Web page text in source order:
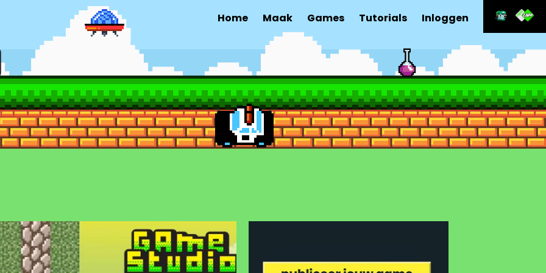
Home Maak Games Tutorials Inloggen